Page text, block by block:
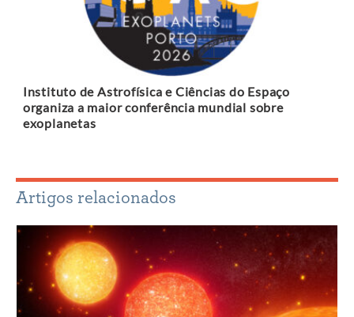
Instituto de Astrofísica e Ciências do Espaço
organiza a maior conferência mundial sobre
exoplanetas
Artigos relacionados